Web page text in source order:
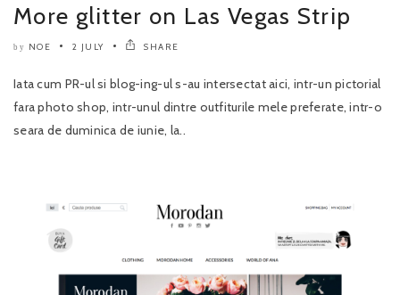
More glitter on Las Vegas Strip
by NOE 2 JULY SHARE
Iata cum PR-ul si blog-ing-ul s-au intersectat aici, intr-un pictorial
fara photo shop, intr-unul dintre outfiturile mele preferate, intr-o
seara de duminica de iunie, la..